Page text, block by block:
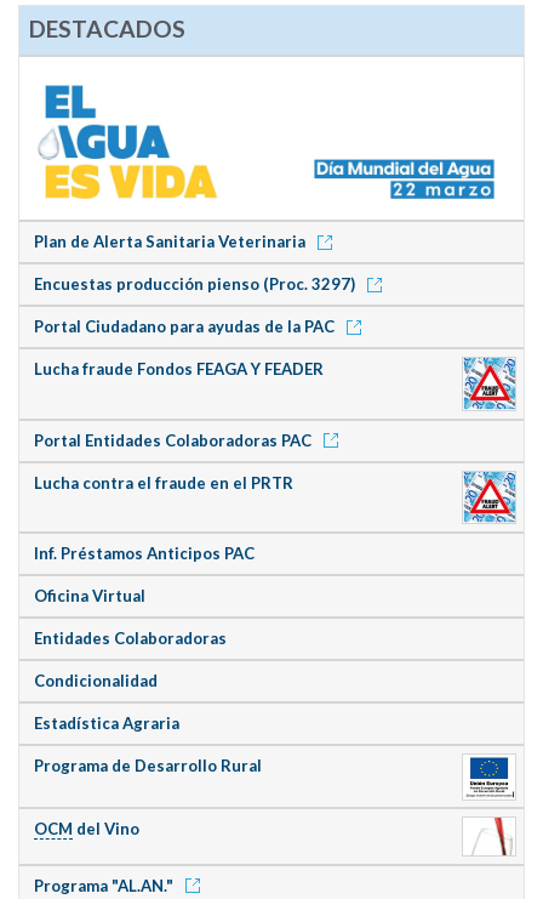
DESTACADOS
Plan de Alerta Sanitaria Veterinaria
Encuestas producción pienso (Proc. 3297)
Portal Ciudadano para ayudas de la PAC
Lucha fraude Fondos FEAGA Y FEADER
Portal Entidades Colaboradoras PAC
Lucha contra el fraude en el PRTR
Inf. Préstamos Anticipos PAC
Oficina Virtual
Entidades Colaboradoras
Condicionalidad
Estadística Agraria
Programa de Desarrollo Rural
OCM del Vino
Programa "AL.AN."